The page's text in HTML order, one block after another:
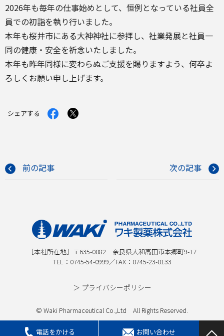
2026年も毎年の仕事始めとして、恒例となっている社員全
員での初詣を執り行いました。
本年も桜井市にある大神神社に参拝し、社業発展と社員一
同の健康・安全を祈念いたしました。
本年も昨年同様に変わらぬご支援を賜りますよう、何卒よ
ろしくお願い申し上げます。
シェアする Facebook
で
X
で
前の記事 次の記事
［本社所在地］〒635-0082 奈良県大和高田市本郷町9-17
TEL： 0745-54-0999／FAX：0745-23-0133
＞ プライバシーポリシー
© Waki Pharmaceutical Co.,Ltd All Rights Reserved.
電話をかける お問い合わせ